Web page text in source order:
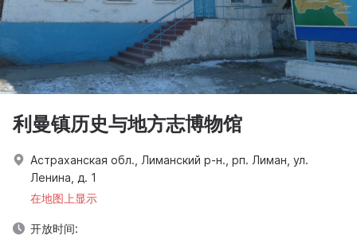
利曼镇历史与地方志博物馆
Астраханская обл., Лиманский р-н., рп. Лиман, ул.
Ленина, д. 1
在地图上显示
开放时间: